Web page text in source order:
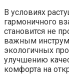
В условиях
гармоничного
становится не
важным
экологичных
улучшению
комфорта на